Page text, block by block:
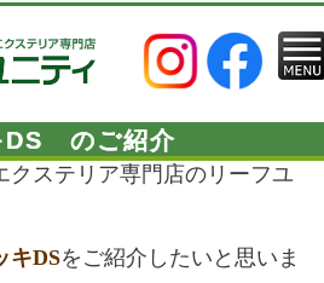
DS のご紹介
クステリア専門店のリーフユ
キDSをご紹介したいと思いま